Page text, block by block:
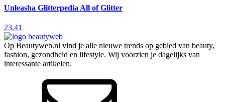
Unleasha Glitterpedia All of Glitter
23.41
Op Beautyweb.nl vind je alle nieuwe trends op gebied van beauty,
fashion, gezondheid en lifestyle. Wij voorzien je dagelijks van
interessante artikelen.